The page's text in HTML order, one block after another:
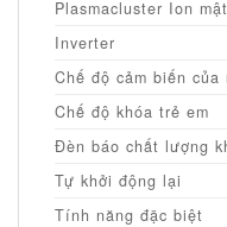
Plasmacluster Ion
Inverter
Chế độ cảm biến của
Chế độ khóa trẻ em
Đèn báo chất lượng
Tự khởi động lại
Tính năng đặc biệt